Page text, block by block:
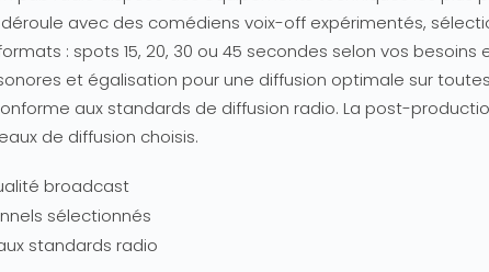
avec des comédiens voix-off expérimentés,
: spots 15, 20, 30 ou 45 secondes selon vos
et égalisation pour une diffusion optimale sur
aux standards de diffusion radio. La post-
de diffusion choisis.
broadcast
sélectionnés
standards radio